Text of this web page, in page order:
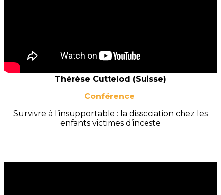
Thérèse Cuttelod (Suisse)
Conférence
Survivre à l’insupportable : la dissociation chez les
enfants victimes d’inceste